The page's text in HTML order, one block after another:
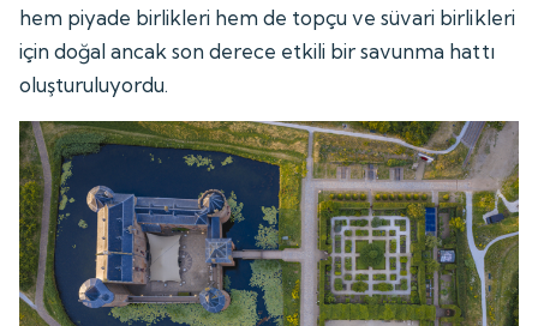
hem piyade birlikleri hem de topçu ve süvari birlikleri
için doğal ancak son derece etkili bir savunma hattı
oluşturuluyordu.